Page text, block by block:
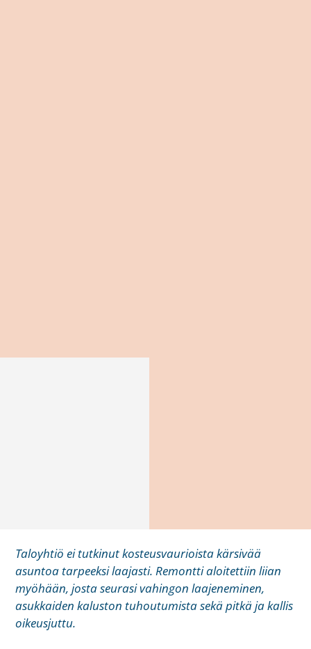
Taloyhtiö ei tutkinut kosteusvaurioista kärsivää
asuntoa tarpeeksi laajasti. Remontti aloitettiin liian
myöhään, josta seurasi vahingon laajeneminen,
asukkaiden kaluston tuhoutumista sekä pitkä ja kallis
oikeusjuttu.